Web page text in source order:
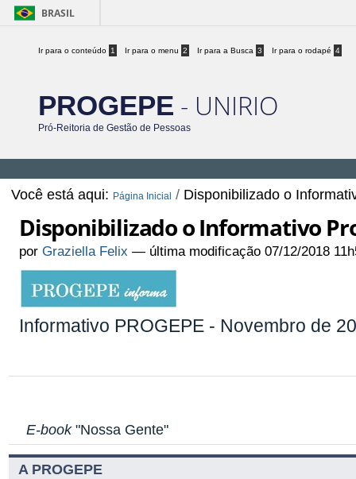
BRASIL
Ir para o conteúdo 1 Ir para o menu 2 Ir para a Busca 3 Ir para o rodapé 4
PROGEPE - UNIRIO
Pró-Reitoria de Gestão de Pessoas
Você está aqui: Página Inicial / Disponibilizado o
Disponibilizado o Informativo
porGraziella Felix — última modificação 07/12/2018
Informativo PROGEPE - Novembro de
E-book"Nossa Gente"
A PROGEPE